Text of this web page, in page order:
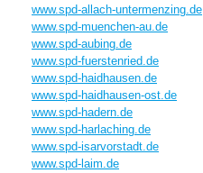
www.spd-allach-untermenzing.de
www.spd-muenchen-au.de
www.spd-aubing.de
www.spd-fuerstenried.de
www.spd-haidhausen.de
www.spd-haidhausen-ost.de
www.spd-hadern.de
www.spd-harlaching.de
www.spd-isarvorstadt.de
www.spd-laim.de